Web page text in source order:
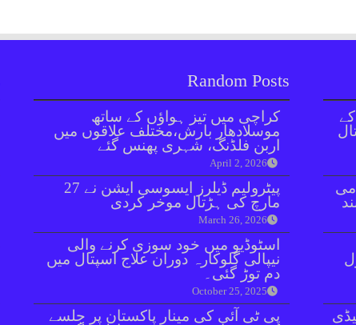
Random Posts
کراچی میں تیز ہواؤں کے ساتھ
موسلادھار بارش،مختلف علاقوں میں
اربن فلڈنگ، شہری پھنس گئے
April 2, 2026
پیٹرولیم ڈیلرز ایسوسی ایشن نے 27
مارچ کی ہڑتال موخر کردی
March 26, 2026
اسٹوڈیو میں خود سوزی کرنے والی
نیپالی گلوکارہ دوران علاج اسپتال میں
دم توڑ گئی۔
October 25, 2025
پی ٹی آئی کی مینارِ پاکستان پر جلسے